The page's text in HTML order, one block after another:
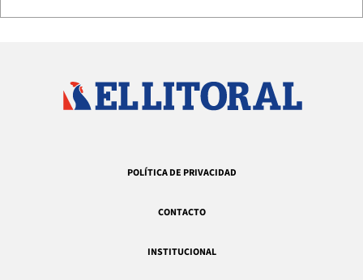
POLÍTICA DE PRIVACIDAD
CONTACTO
INSTITUCIONAL